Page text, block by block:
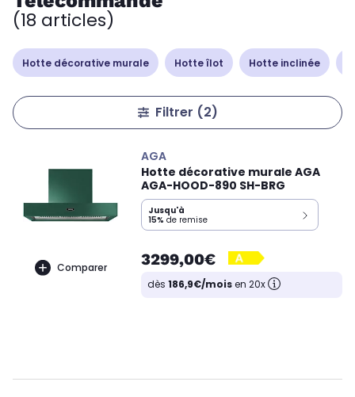
(18 articles)
Hotte décorative murale Hotte îlot Hotte inclinée
Filtrer (2)
Comparer
AGA
Hotte décorative murale AGA
AGA-HOOD-890 SH-BRG
Jusqu'à
15% de remise
3299,00€
dès 186,9€/moisen 20x